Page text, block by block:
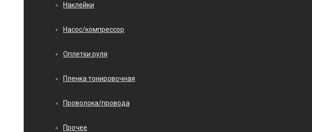
Наклейки
Насос/компрессор
Оплетки руля
Пленка тонировочная
Проволока/провода
Прочее